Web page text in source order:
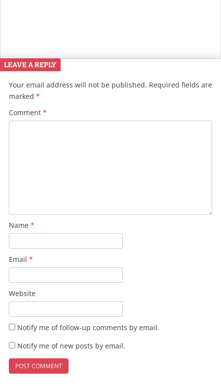
LEAVE A REPLY
Your email address will not be published. Required fields are
marked *
Comment *
Name *
Email *
Website
Notify me of follow-up comments by email.
Notify me of new posts by email.